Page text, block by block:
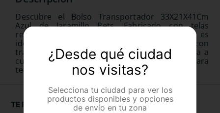
Descubre el Bolso Transportador 33X21X41Cm
Azul de Jaramillo Pets. Fabricado con telas
resistentes con seguridad extra, este bolso es
ideal para transportar a tu mascota con
tranquilidad. Cierra con cremallera y se adapta a
cualquier tamaño de mascota. Imprescindible para
tener un viaje seguro.
TE RECOMENDAMOS
¿Desde qué ciudad
nos visitas?
Selecciona tu ciudad para ver los
productos disponibles y opciones
de envío en tu zona